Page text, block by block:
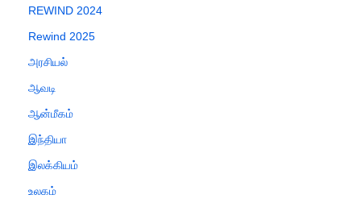
REWIND 2024
Rewind 2025
அரசியல்
ஆவடி
ஆன்மீகம்
இந்தியா
இலக்கியம்
உலகம்